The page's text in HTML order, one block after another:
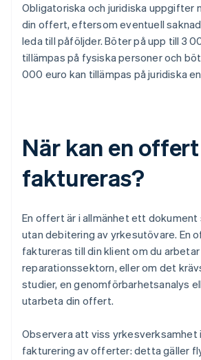
Obligatoriska och juridiska uppgifter
din offert, eftersom eventuell
leda till påföljder. Böter på upp till 3
tillämpas på fysiska personer och
000 euro kan tillämpas på juridiska
När kan en offert
faktureras?
En offert är i allmänhet ett
utan debitering av yrkesutövare. En
faktureras till din klient om du
reparationssektorn, eller om det
studier, en genomförbarhetsanalys
utarbeta din offert.
Observera att viss yrkesverksamhet
fakturering av offerter: detta gäller